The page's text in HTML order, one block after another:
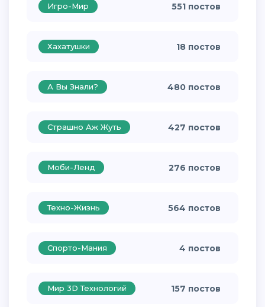
Игро-Мир 551 постов
Хахатушки 18 постов
А Вы Знали? 480 постов
Страшно Аж Жуть 427 постов
Моби-Ленд 276 постов
Техно-Жизнь 564 постов
Спорто-Мания 4 постов
Мир 3D Технологий 157 постов